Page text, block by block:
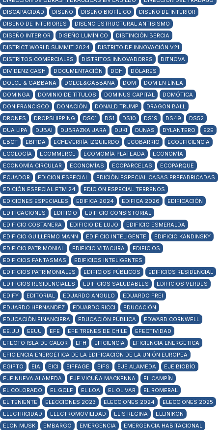
DISCAPACIDAD
DISEÑO DISEÑO BIOFÍLICO
DISEÑO DE INTERIOR
DISEÑO DE INTERIORES
DISEÑO ESTRUCTURAL ANTISISMO
DISEÑO INTERIOR
DISEÑO LUMÍNICO
DISTINCIÓN BERCIA
DISTRICT WORLD SUMMIT 2024
DISTRITO DE INNOVACIÓN V21
DISTRITOS COMERCIALES
DISTRITOS INNOVADORES
DITNOVA
DIVIDENZ CASH
DOCUMENTACIÓN DOH
DÓLARES
DOLCE & GABBANA
DOLCE&GABBANA DOM
DOM EN LÍNEA
DOMINGA
DOMINIO DE TÍTULOS DOMINUS CAPITAL
DOMÓTICA
DON FRANCISCO
DONACIÓN DONALD TRUMP
DRAGON BALL
DRONES
DROPSHIPPING DS01 DS1 DS10 DS19 DS49
DS52
DUA LIPA
DUBAI DUBRAZKA JARA DUKI DUNAS DYLANTERO
E2E
EBCT
EBITDA ECHEVERRÍA IZQUIERDO ECOBARRIO
ECOEFICIENCIA
ECOLOGÍA
ECOMMERCE ECOMOMÍA PLATEADA
ECONOMÍA
ECONOMÍA CIRCULAR
ECONOMÍAS ECOPARCELAS
ECOPARQUE
ECUADOR
EDICION ESPECIAL
EDICIÓN ESPECIAL CASAS PREFABRICADAS
EDICIÓN ESPECIAL ETM 24
EDICIÓN ESPECIAL TERRENOS
EDICIONES ESPECIALES
EDIFICA 2024 EDIFICA 2026
EDIFICACIÓN
EDIFICACIONES
EDIFICIO
EDIFICIO CONSISTORIAL
EDIFICIO COSTANERA
EDIFICIO DE LUJO
EDIFICIO ESMERALDA
EDIFICIO GUILLERMO MANN
EDIFICIO INTELIGENTE
EDIFICIO KANDINSKY
EDIFICIO PATRIMONIAL
EDIFICIO VITACURA
EDIFICIOS
EDIFICIOS FANTASMAS
EDIFICIOS INTELIGENTES
EDIFICIOS PATRIMONIALES
EDIFICIOS PÚBLICOS
EDIFICIOS RESIDENCIAL
EDIFICIOS RESIDENCIALES
EDIFICIOS SALUDABLES
EDIFICIOS VERDES
EDIFY
EDITORIAL EDUARDO ANGULO
EDUARDO FREI
EDUARDO HERNANDEZ
EDUARDO RICCI
EDUCACIÓN
EDUCACIÓN FINANCIERA
EDUCACIÓN PÚBLICA
EDWARD CORNWELL
EE.UU
EEUU EFE EFE TRENES DE CHILE
EFECTIVIDAD
EFECTO ISLA DE CALOR
EFH EFICIENCIA
EFICIENCIA ENERGÉTICA
EFICIENCIA ENERGÉTICA DE LA EDIFICACIÓN DE LA UNIÓN EUROPEA
EGIPTO
EIA EICI EIFFAGE EIFS EJE ALAMEDA
EJE BIOBÍO
EJE NUEVA ALAMEDA
EJE VICUÑA MACKENNA
EL CAMPÍN
EL COLORADO
EL GOLF EL LOA EL OLIVAR
EL ROMERAL
EL TENIENTE
ELECCIONES 2023 ELECCIONES 2024
ELECCIONES 2025
ELECTRICIDAD
ELECTROMOVILIDAD ELIS REGINA
ELLINIKON
ELON MUSK
EMBARGO EMERGENCIA
EMERGENCIA HABITACIONAL